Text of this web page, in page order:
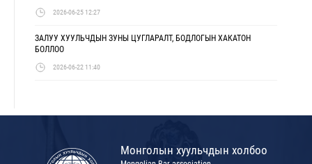
2026-06-25 12:27
ЗАЛУУ ХУУЛЬЧДЫН ЗУНЫ ЦУГЛАРАЛТ, БОДЛОГЫН ХАКАТОН
БОЛЛОО
2026-06-22 11:40
Монголын хуульчдын холбоо